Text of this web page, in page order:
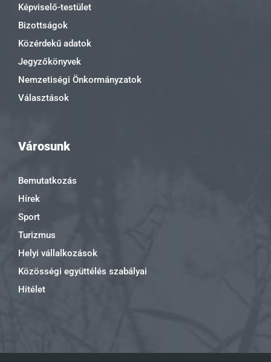
Képviselő-testület
Bizottságok
Közérdekű adatok
Jegyzőkönyvek
Nemzetiségi Önkormányzatok
Választások
Városunk
Bemutatkozás
Hírek
Sport
Turizmus
Helyi vállalkozások
Közösségi együttélés szabályai
Hitélet